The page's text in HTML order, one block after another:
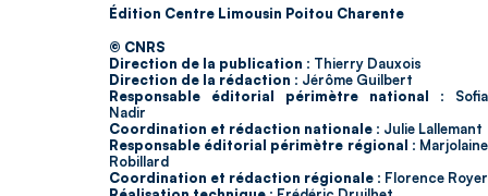
Édition Centre Limousin Poitou Charente
© CNRS
Direction de la publication : Thierry Dauxois
Direction de la rédaction : Jérôme Guilbert
Responsable éditorial périmètre national : Sofia
Nadir
Coordination et rédaction nationale : Julie Lallemant
Responsable éditorial périmètre régional : Marjolaine
Robillard
Coordination et rédaction régionale : Florence Royer